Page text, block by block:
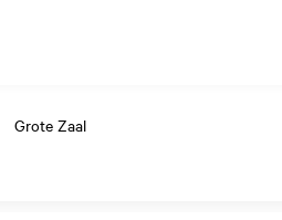
Grote Zaal